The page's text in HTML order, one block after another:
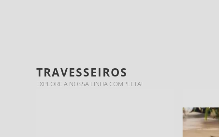
TRAVESSEIROS
EXPLORE A NOSSA LINHA COMPLETA!